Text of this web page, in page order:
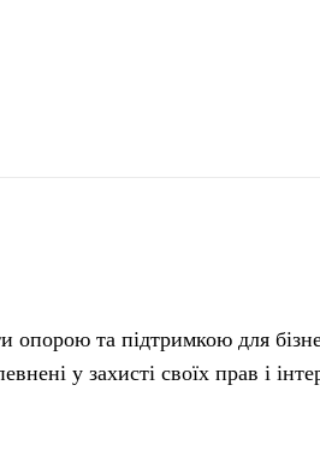
та підтримкою для
у захисті своїх прав і